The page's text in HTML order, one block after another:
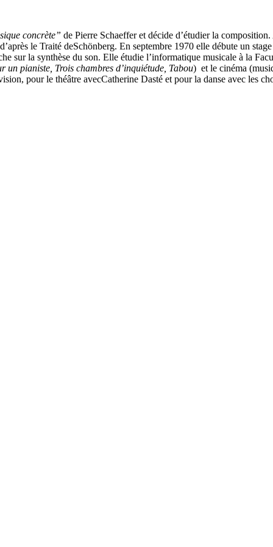
concrète” de Pierre Schaefferet décide d’étudier la
le Traité deSchönberg. En septembre 1970 elle débute un
sur la synthèse du son. Elle étudie l’informatique musicale à la
un pianiste Trois chambres d’inquiétude Tabou) et le cinéma
pour le théâtre avecCatherine Dasté et pour la danse avec les